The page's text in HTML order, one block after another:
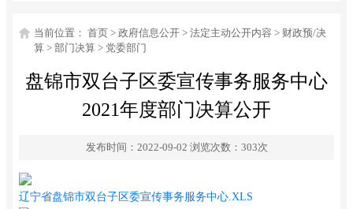
当前位置：首页 > 政府信息公开 > 法定主动公开内容 > 财政预/决
算 > 部门决算 > 党委部门
盘锦市双台子区委宣传事务服务中心
2021年度部门决算公开
发布时间：2022-09-02 浏览次数： 303次
辽宁省盘锦市双台子区委宣传事务服务中心.XLS